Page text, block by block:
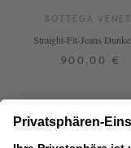
BOTTEGA
Straight-Fit-Jeans
900,00 €